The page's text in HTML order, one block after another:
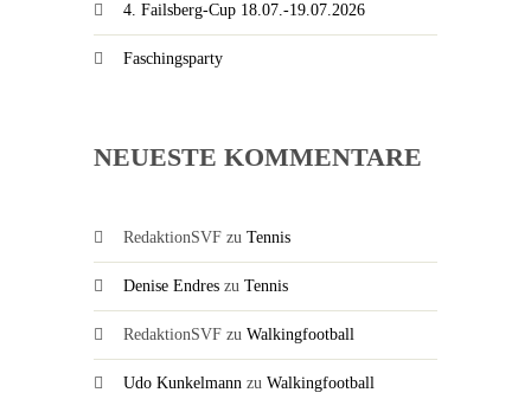
4. Failsberg-Cup 18.07.-19.07.2026
Faschingsparty
NEUESTE KOMMENTARE
RedaktionSVF zu Tennis
Denise Endres zu Tennis
RedaktionSVF zu Walkingfootball
Udo Kunkelmann zu Walkingfootball